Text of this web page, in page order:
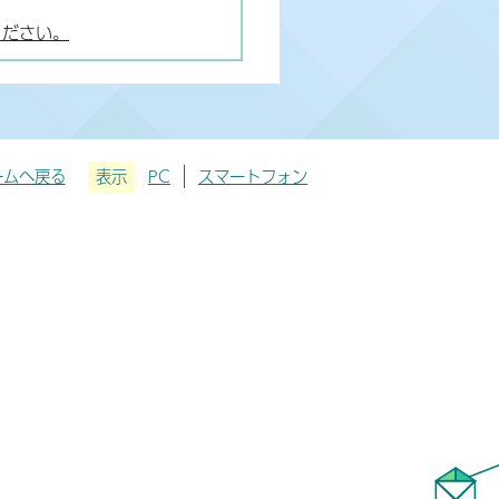
さい。
へ戻る 表示 PC スマートフォン